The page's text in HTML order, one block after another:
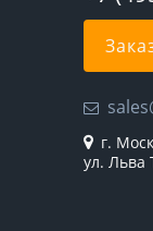
г.
ул. Льва